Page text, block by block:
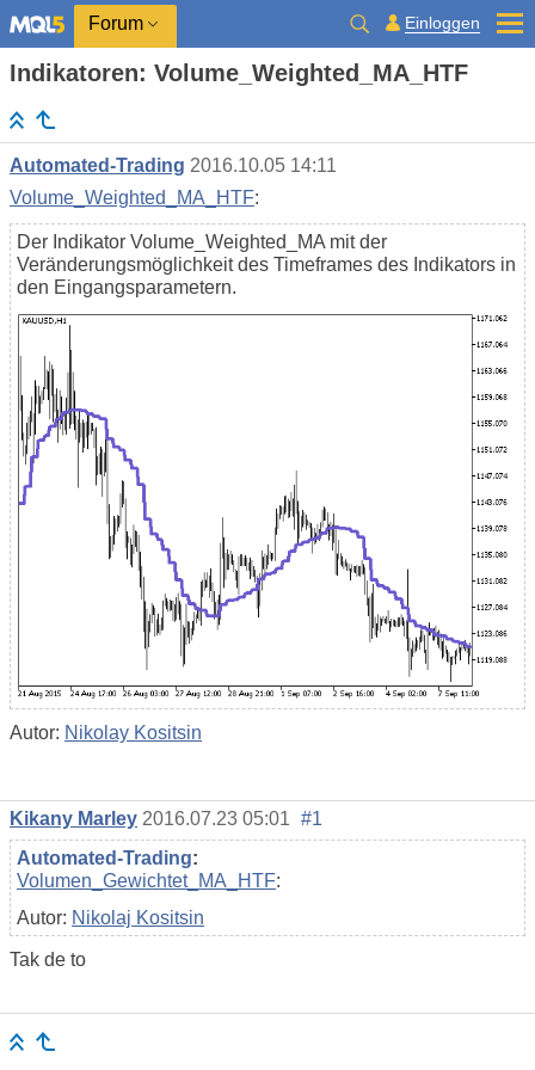
Forum Einloggen
Indikatoren: Volume_Weighted_MA_HTF
Automated-Trading 2016.10.05 14:11
Volume_Weighted_MA_HTF:
Der Indikator Volume_Weighted_MA mit der
Veränderungsmöglichkeit des Timeframes des Indikators in
den Eingangsparametern.
Autor: Nikolay Kositsin
Kikany Marley 2016.07.23 05:01 #1
Automated-Trading:
Volumen_Gewichtet_MA_HTF:
Autor: Nikolaj Kositsin
Tak de to